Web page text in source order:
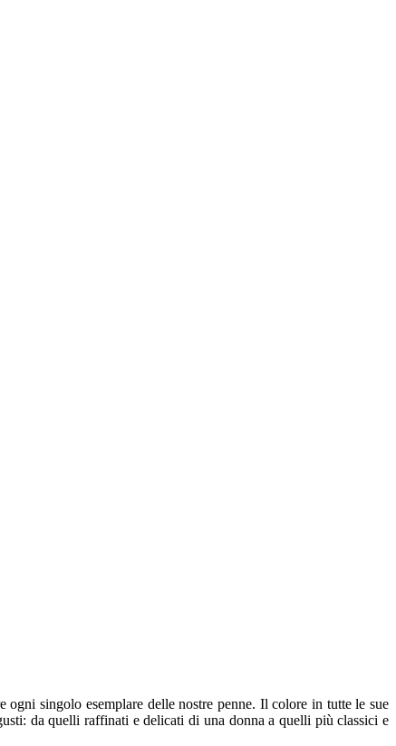
singolo esemplare delle nostre penne. Il colore in tutte le sue
da quelli raffinati e delicati di una donna a quelli più classici e